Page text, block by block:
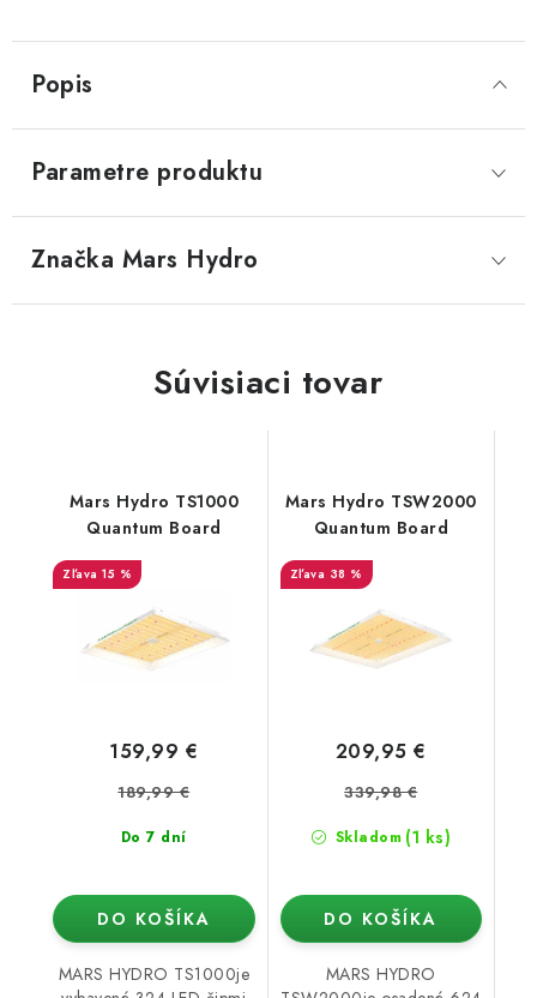
Popis
Parametre produktu
Značka Mars Hydro
Súvisiaci tovar
Mars Hydro TS1000
Quantum Board
15 %
Do 7 dní
159,99 €
189,99 €
DO KOŠÍKA
MARS HYDRO TS1000je
Mars Hydro TSW2000
Quantum Board
38 %
Skladom (1 ks)
209,95 €
339,98 €
DO KOŠÍKA
MARS HYDRO